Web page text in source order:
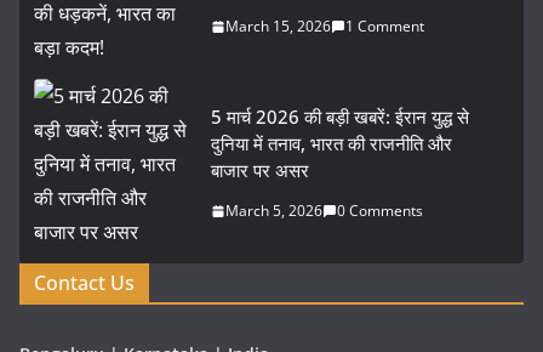
March 15, 2026 1 Comment
5 मार्च 2026 की बड़ी खबरें: ईरान युद्ध से
दुनिया में तनाव, भारत की राजनीति और
बाजार पर असर
March 5, 2026 0 Comments
Contact Us